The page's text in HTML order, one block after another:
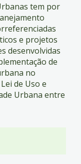
tem por
e projetos
desenvolvidas
de
no
de Uso e
Urbana entre